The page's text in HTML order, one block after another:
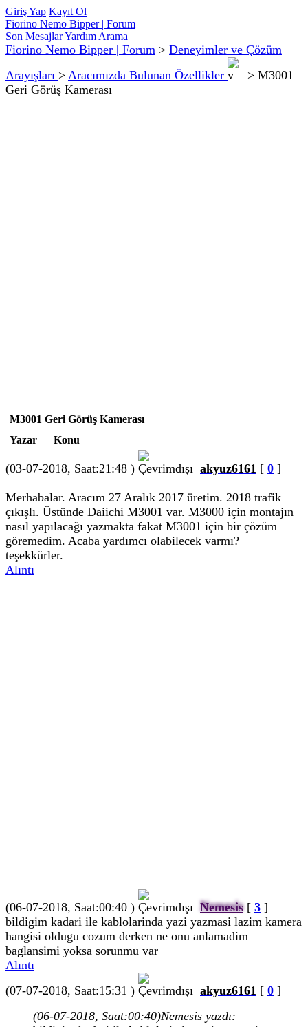
Giriş Yap Kayıt Ol
Fiorino Nemo Bipper | Forum
Son MesajlarYardım Arama
Fiorino Nemo Bipper | Forum > Deneyimler ve Çözüm
Arayışları > Aracımızda Bulunan Özellikler > M3001
Geri Görüş Kamerası
M3001 Geri Görüş Kamerası
Yazar
Konu
(03-07-2018, Saat:21:48 ) akyuz6161 [ 0 ]
Merhabalar. Aracım 27 Aralık 2017 üretim. 2018 trafik
çıkışlı. Üstünde Daiichi M3001 var. M3000 için montajın
nasıl yapılacağı yazmakta fakat M3001 için bir çözüm
göremedim. Acaba yardımcı olabilecek varmı?
teşekkürler.
Alıntı
(06-07-2018, Saat:00:40 ) Nemesis [ 3 ]
bildigim kadari ile kablolarinda yazi yazmasi lazim kamera
hangisi oldugu cozum derken ne onu anlamadim
baglansimi yoksa sorunmu var
Alıntı
(07-07-2018, Saat:15:31 )
akyuz6161 [ 0 ]
(06-07-2018, Saat:00:40)Nemesis yazdı: